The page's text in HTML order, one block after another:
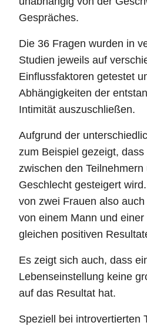
Gespräches.
Die 36 Fragen wurden in
Studien jeweils auf
Einflussfaktoren getestet
Abhängigkeiten der
Intimität auszuschließen.
Aufgrund der
zum Beispiel gezeigt,
zwischen den
Geschlecht gesteigert
von zwei Frauen also
von einem Mann und
gleichen positiven
Es zeigt sich auch, dass
Lebenseinstellung keine
auf das Resultat hat.
Speziell bei introvertierten